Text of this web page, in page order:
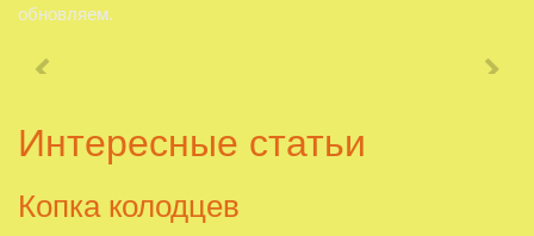
обновляем.
Интересные статьи
Копка колодцев